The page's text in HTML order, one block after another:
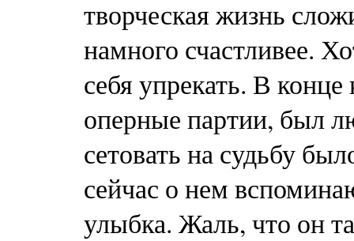
творческая жизнь
намного счастливее.
себя упрекать. В
оперные партии, был
сетовать на судьбу
сейчас о нем
улыбка. Жаль, что он